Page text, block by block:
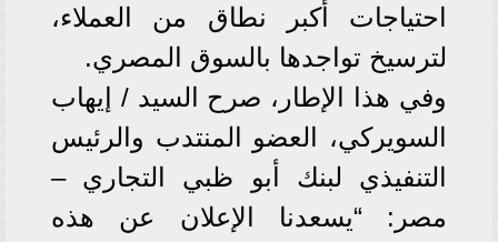
احتياجات أكبر نطاق من العملاء،
لترسيخ تواجدها بالسوق المصري.
وفي هذا الإطار، صرح السيد / إيهاب
السويركي، العضو المنتدب والرئيس
التنفيذي لبنك أبو ظبي التجاري –
مصر: “يسعدنا الإعلان عن هذه